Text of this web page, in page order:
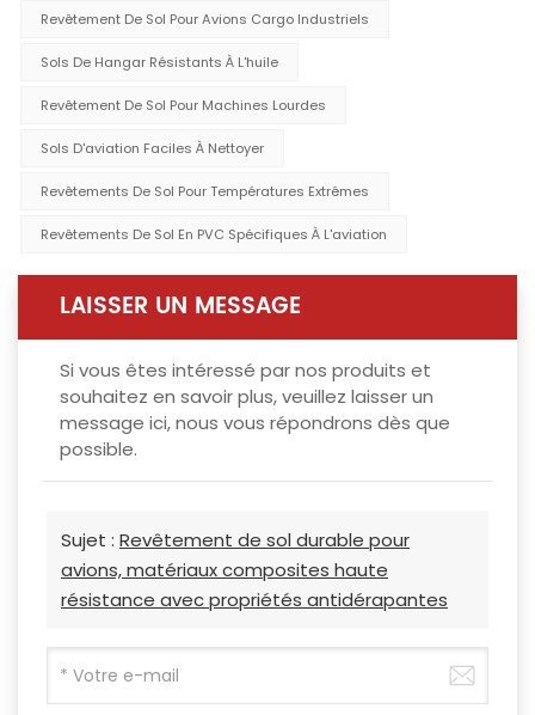
Revêtement De Sol Pour Avions Cargo Industriels
Sols De Hangar Résistants À L'huile
Revêtement De Sol Pour Machines Lourdes
Sols D'aviation Faciles À Nettoyer
Revêtements De Sol Pour Températures Extrêmes
Revêtements De Sol En PVC Spécifiques À L'aviation
LAISSER UN MESSAGE
Si vous êtes intéressé par nos produits et
souhaitez en savoir plus, veuillez laisser un
message ici, nous vous répondrons dès que
possible.
Sujet : Revêtement de sol durable pour
avions, matériaux composites haute
résistance avec propriétés antidérapantes